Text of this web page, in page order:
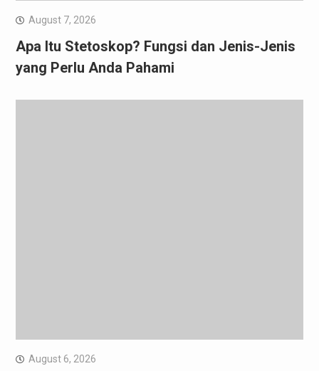
August 7, 2026
Apa Itu Stetoskop? Fungsi dan Jenis-Jenis
yang Perlu Anda Pahami
August 6, 2026